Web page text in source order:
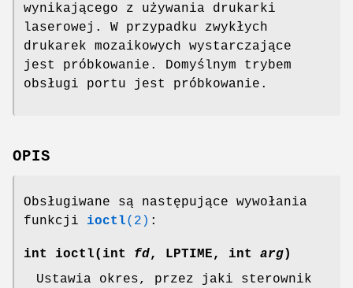
wynikającego z używania drukarki
laserowej. W przypadku zwykłych
drukarek mozaikowych wystarczające
jest próbkowanie. Domyślnym trybem
obsługi portu jest próbkowanie.
OPIS
Obsługiwane są następujące wywołania
funkcji ioctl(2) :
int ioctl(int fd, LPTIME, int arg)
Ustawia okres, przez jaki sterownik